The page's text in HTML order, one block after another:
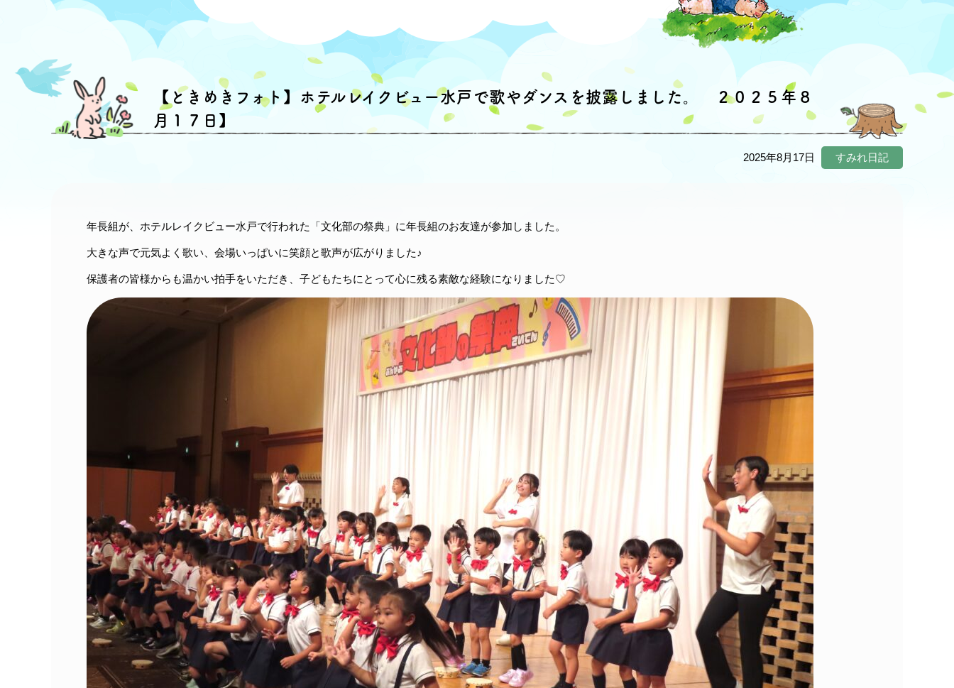
【ときめきフォト】ホテルレイクビュー水戸で歌やダンスを披露しました。 ２０２５年８
月１７日】
2025年8月17日 すみれ日記
年長組が、ホテルレイクビュー水戸で行われた「文化部の祭典」に年長組のお友達が参加しました。
大きな声で元気よく歌い、会場いっぱいに笑顔と歌声が広がりました♪
保護者の皆様からも温かい拍手をいただき、子どもたちにとって心に残る素敵な経験になりました♡